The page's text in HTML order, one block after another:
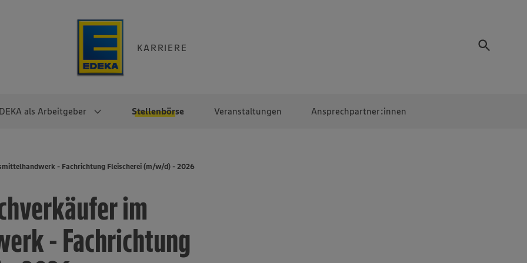
KARRIERE
als Arbeitgeber Stellenbörse Veranstaltungen Ansprechpartner:innen
Direkteinstieg
Noch Fragen?
Überblick
EDEKA Fruchtkontor
EDEKA Foodservice
EDEKA-
- Fachrichtung Fleischerei (m/w/d) - 2026
im
- Fachrichtung